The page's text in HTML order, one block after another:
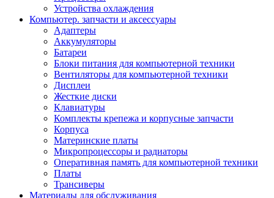
Устройства охлаждения
Компьютер. запчасти и аксессуары
Адаптеры
Аккумуляторы
Батареи
Блоки питания для компьютерной техники
Вентиляторы для компьютерной техники
Дисплеи
Жесткие диски
Клавиатуры
Комплекты крепежа и корпусные запчасти
Корпуса
Материнские платы
Микропроцессоры и радиаторы
Оперативная память для компьютерной техники
Платы
Трансиверы
Материалы для обслуживания